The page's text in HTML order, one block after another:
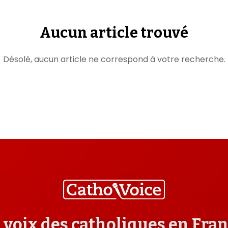
Aucun article trouvé
Désolé, aucun article ne correspond à votre recherche.